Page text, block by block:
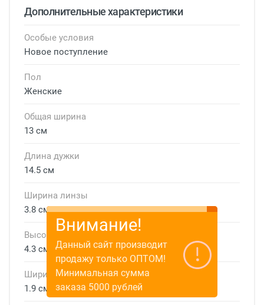
Дополнительные характеристики
Особые условия
Новое поступление
Пол
Женские
Общая ширина
13 см
Длина дужки
14.5 см
Ширина линзы
3.8 см
Высота линзы
4.3 см
Ширина мостика
1.9 см
Внимание!
Данный сайт производит
продажу только ОПТОМ!
Минимальная сумма
заказа 5000 рублей